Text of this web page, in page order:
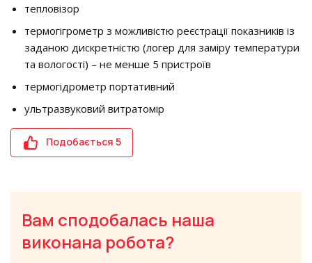
тепловізор
термогігрометр з можливістю реєстрації показників із
заданою дискретністю (логер для заміру температури
та вологості) – не менше 5 пристроїв
термогідрометр портативний
ультразвуковий витратомір
Подобається 5
Вам сподобалась наша
виконана робота?